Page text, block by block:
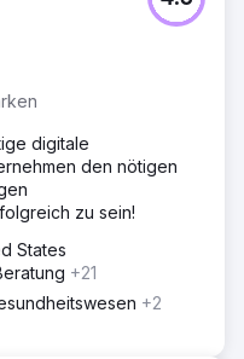
digitale
den nötigen
zu sein!
States
+21
+2